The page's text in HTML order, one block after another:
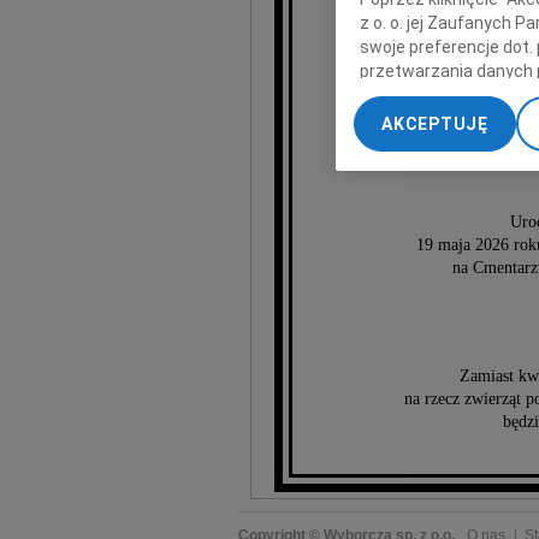
19 maja 2026
na
Zamiast
na rzecz zwierząt
Copyright © Wyborcza sp. z o.o. O nas
z o. o. jej Zaufanych
swoje preferencje dot.
przetwarzania danych
„Ustawienia
My, nasi Zaufani
dokładnych danych
Przechowywanie
treści, badnie
AKCEPTUJĘ